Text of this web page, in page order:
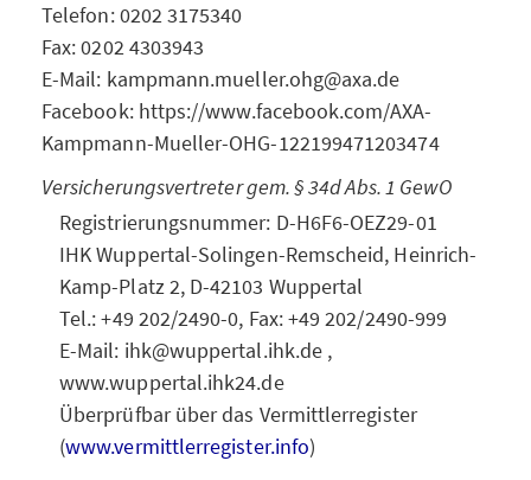
Telefon: 0202 3175340
Fax: 0202 4303943
E-Mail: kampmann.mueller.ohg@axa.de
Facebook: https://www.facebook.com/AXA-
Kampmann-Mueller-OHG-122199471203474
Versicherungsvertreter gem. § 34d Abs. 1 GewO
Registrierungsnummer: D-H6F6-OEZ29-01
IHK Wuppertal-Solingen-Remscheid, Heinrich-
Kamp-Platz 2, D-42103 Wuppertal
Tel.: +49 202/2490-0, Fax: +49 202/2490-999
E-Mail: ihk@wuppertal.ihk.de ,
www.wuppertal.ihk24.de
Überprüfbar über das Vermittlerregister
(www.vermittlerregister.info)